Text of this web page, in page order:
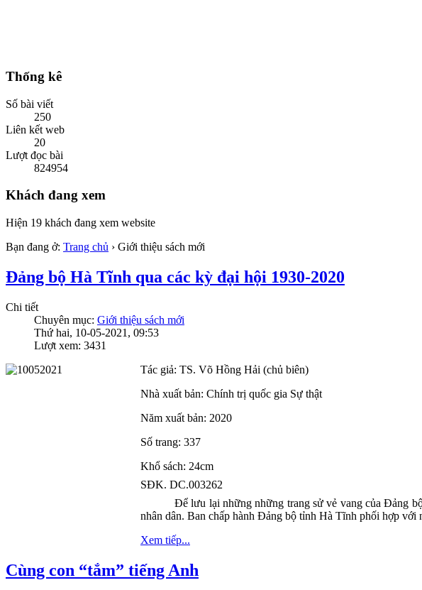
Thống kê
Số bài viết
250
Liên kết web
20
Lượt đọc bài
824954
Khách đang xem
Hiện 19 khách đang xem website
Bạn đang ở: Trang chủ › Giới thiệu sách mới
Đảng bộ Hà Tĩnh qua các kỳ đại hội 1930-2020
Chi tiết
Chuyên mục: Giới thiệu sách mới
Thứ hai, 10-05-2021, 09:53
Lượt xem: 3431
Tác giả: TS. Võ Hồng Hải (chủ biên)
Nhà xuất bản: Chính trị quốc gia Sự thật
Năm xuất bản: 2020
Số trang: 337
Khổ sách: 24cm
SĐK. DC.003262
Để lưu lại những những trang sử vẻ vang của Đảng
nhân dân. Ban chấp hành Đảng bộ tỉnh Hà Tĩnh phối hợp với
Xem tiếp...
Cùng con “tắm” tiếng Anh